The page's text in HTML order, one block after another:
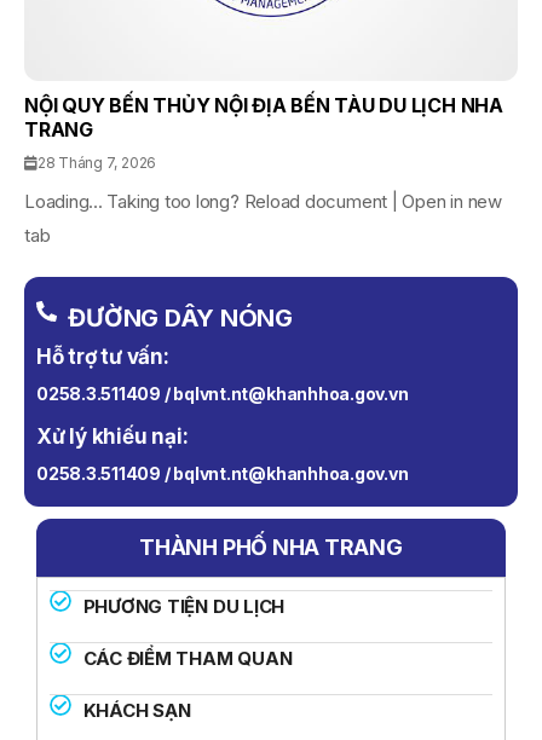
NỘI QUY BẾN THỦY NỘI ĐỊA BẾN TÀU DU LỊCH NHA
TRANG
28 Tháng 7, 2026
Loading... Taking too long? Reload document | Open in new
tab
ĐƯỜNG DÂY NÓNG
Hỗ trợ tư vấn:
0258.3.511409 / bqlvnt.nt@khanhhoa.gov.vn
Xử lý khiếu nại:
0258.3.511409 / bqlvnt.nt@khanhhoa.gov.vn
THÀNH PHỐ NHA TRANG
PHƯƠNG TIỆN DU LỊCH
CÁC ĐIỂM THAM QUAN
KHÁCH SẠN